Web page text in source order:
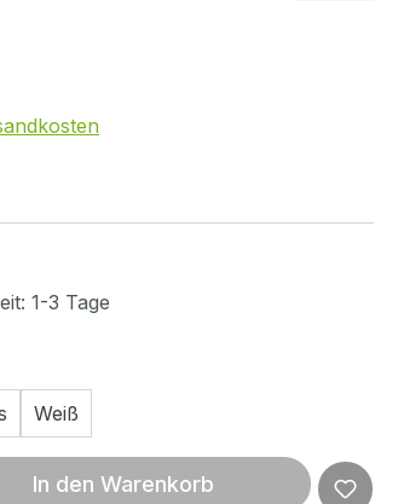
1-3 Tage
Weiß
den gewünschten Wert
In den Warenkorb